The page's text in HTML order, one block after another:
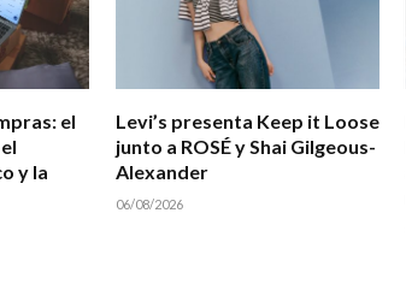
el
y la
Levi’s presenta Keep it Loose
junto a ROSÉ y Shai Gilgeous-
Alexander
06/08/2026